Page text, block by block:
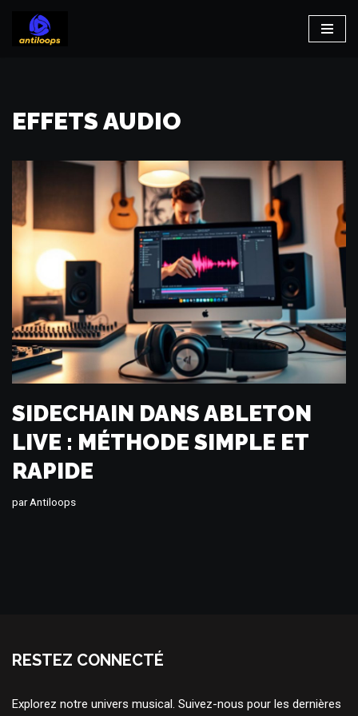
Aller
EFFETS AUDIO
SIDECHAIN DANS ABLETON
LIVE : MÉTHODE SIMPLE ET
RAPIDE
parAntiloops
RESTEZ CONNECTÉ
Explorez notre univers musical. Suivez-nous pour les dernières